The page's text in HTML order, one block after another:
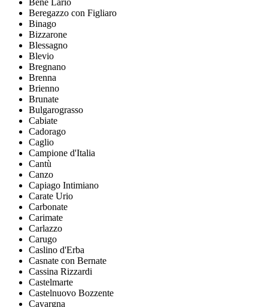
Bene Lario
Beregazzo con Figliaro
Binago
Bizzarone
Blessagno
Blevio
Bregnano
Brenna
Brienno
Brunate
Bulgarograsso
Cabiate
Cadorago
Caglio
Campione d'Italia
Cantù
Canzo
Capiago Intimiano
Carate Urio
Carbonate
Carimate
Carlazzo
Carugo
Caslino d'Erba
Casnate con Bernate
Cassina Rizzardi
Castelmarte
Castelnuovo Bozzente
Cavargna